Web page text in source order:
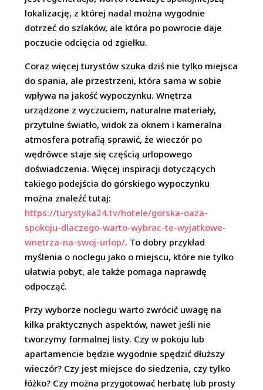
lokalizację, z której nadal można wygodnie
dotrzeć do szlaków, ale która po powrocie daje
poczucie odcięcia od zgiełku.
Coraz więcej turystów szuka dziś nie tylko miejsca
do spania, ale przestrzeni, która sama w sobie
wpływa na jakość wypoczynku. Wnętrza
urządzone z wyczuciem, naturalne materiały,
przytulne światło, widok za oknem i kameralna
atmosfera potrafią sprawić, że wieczór po
wędrówce staje się częścią urlopowego
doświadczenia. Więcej inspiracji dotyczących
takiego podejścia do górskiego wypoczynku
można znaleźć tutaj:
https://turystyka24.tv/hotele/gorska-oaza-
spokoju-dlaczego-warto-wybrac-te-wyjatkowe-
wnetrza-na-swoj-urlop/. To dobry przykład
myślenia o noclegu jako o miejscu, które nie tylko
ułatwia pobyt, ale także pomaga naprawdę
odpocząć.
Przy wyborze noclegu warto zwrócić uwagę na
kilka praktycznych aspektów, nawet jeśli nie
tworzymy formalnej listy. Czy w pokoju lub
apartamencie będzie wygodnie spędzić dłuższy
wieczór? Czy jest miejsce do siedzenia, czy tylko
łóżko? Czy można przygotować herbatę lub prosty